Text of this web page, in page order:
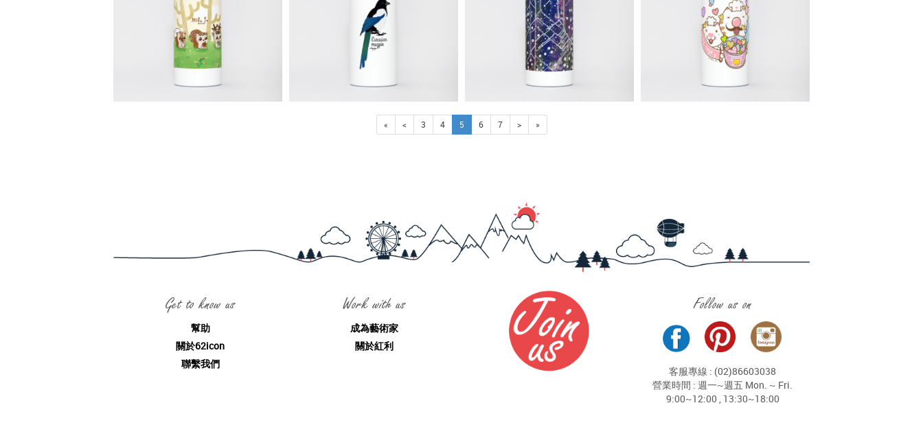
« < 3 4 5 6 7 > »
Get to know us
幫助
關於62icon
聯繫我們
Work with us
成為藝術家
關於紅利
Follow us on
客服專線 : (02)86603038
營業時間 : 週一~週五 Mon. ~ Fri.
9:00~12:00 , 13:30~18:00